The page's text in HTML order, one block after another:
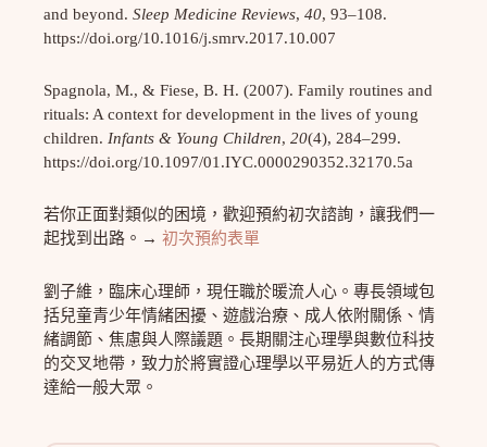
and beyond.Sleep Medicine Reviews,40, 93–108.
https://doi.org/10.1016/j.smrv.2017.10.007
Spagnola, M., & Fiese, B. H. (2007). Family routines and
rituals: A context for development in the lives of young
children. Infants & Young Children,20(4), 284–299.
https://doi.org/10.1097/01.IYC.0000290352.32170.5a
若你正面對類似的困境，歡迎預約初次諮詢，讓我們一
起找到出路。→初次預約表單
劉子維，臨床心理師，現任職於暖流人心。專長領域包
括兒童青少年情緒困擾、遊戲治療、成人依附關係、情
緒調節、焦慮與人際議題。長期關注心理學與數位科技
的交叉地帶，致力於將實證心理學以平易近人的方式傳
達給一般大眾。